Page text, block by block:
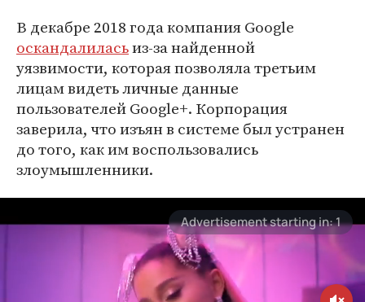
В декабре 2018 года компания Google
оскандалиласьиз-за найденной
уязвимости, которая позволяла третьим
лицам видеть личные данные
пользователей Google+. Корпорация
заверила, что изъян в системе был устранен
до того, как им воспользовались
злоумышленники.